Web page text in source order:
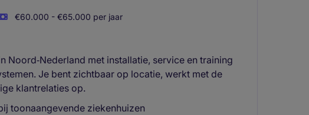
€60.000 - €65.000 per jaar
Noord‑Nederland met installatie, service en training
Je bent zichtbaar op locatie, werkt met de
klantrelaties op.
toonaangevende ziekenhuizen